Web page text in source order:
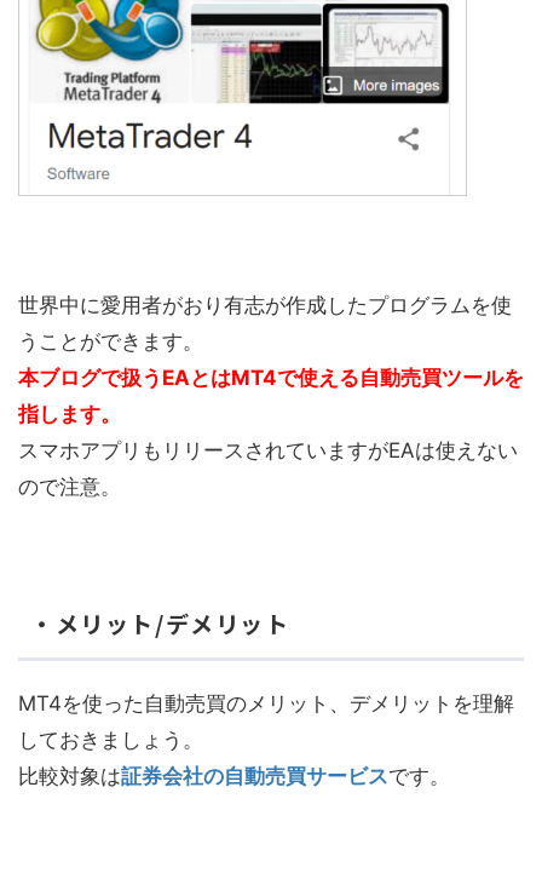
世界中に愛用者がおり有志が作成したプログラムを使
うことができます。
本ブログで扱うEAとはMT4で使える自動売買ツールを
指します。
スマホアプリもリリースされていますがEAは使えない
ので注意。
・メリット/デメリット
MT4を使った自動売買のメリット、デメリットを理解
しておきましょう。
比較対象は証券会社の自動売買サービスです。